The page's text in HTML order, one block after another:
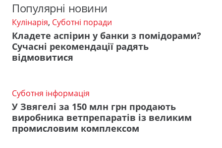
Популярні новини
Кулінарія, Суботні поради
Кладете аспірин у банки з помідорами?
Сучасні рекомендації радять
відмовитися
Суботня інформація
У Звягелі за 150 млн грн продають
виробника ветпрепаратів із великим
промисловим комплексом